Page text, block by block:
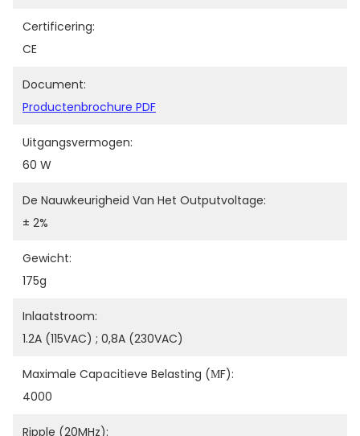
Certificering:
CE
Document:
Productenbrochure PDF
Uitgangsvermogen:
60 W
De Nauwkeurigheid Van Het Outputvoltage:
± 2%
Gewicht:
175g
Inlaatstroom:
1.2A (115VAC) ; 0,8A (230VAC)
Maximale Capacitieve Belasting (μF):
4000
Ripple (20MHz):